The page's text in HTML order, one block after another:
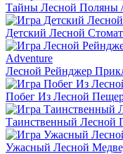
Тайны Лесной Поляны /
Детский Лесной
Лесной Рейнджер
Побег Из Лесной
Таинственный Лесной
Ужасный Лесной